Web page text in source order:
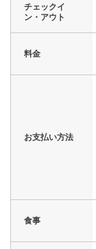
チェックイ
ン・アウト
料金
お支払い方法
食事